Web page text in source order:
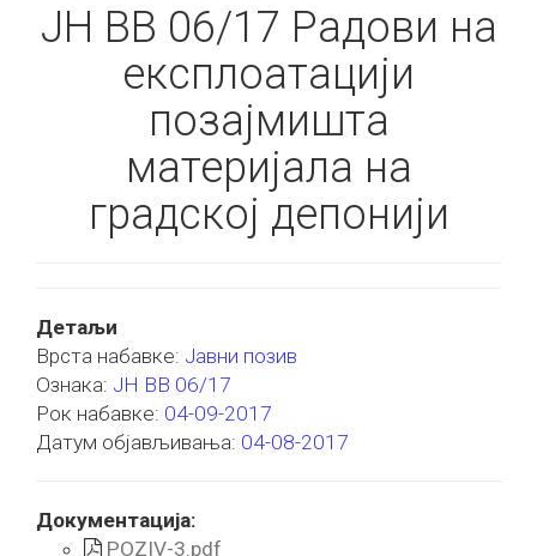
ЈН ВВ 06/17 Радови на
експлоатацији
позајмишта
материјала на
градској депонији
Детаљи
Врста набавке: Јавни позив
Ознака: ЈН ВВ 06/17
Рок набавке: 04-09-2017
Датум објављивања: 04-08-2017
Документација:
POZIV-3.pdf